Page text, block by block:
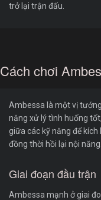
trở lại trận đấu.
Cách chơi
Ambessa là một vị
năng xử lý tình huống
giữa các kỹ năng để
đồng thời hồi lại nội năng.
Giai đoạn đầu trận
Ambessa mạnh ở giai